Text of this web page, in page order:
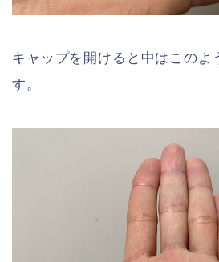
キャップを開けると中はこのよ
す。